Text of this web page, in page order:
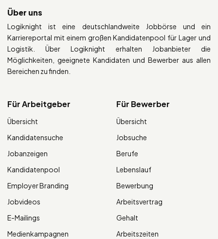
Über uns
Logiknight ist eine deutschlandweite Jobbörse und ein
Karriereportal mit einem großen Kandidatenpool für Lager und
Logistik. Über Logiknight erhalten Jobanbieter die
Möglichkeiten, geeignete Kandidaten und Bewerber aus allen
Bereichen zu finden.
Für Arbeitgeber
Übersicht
Kandidatensuche
Jobanzeigen
Kandidatenpool
Employer Branding
Jobvideos
E-Mailings
Medienkampagnen
Für Bewerber
Übersicht
Jobsuche
Berufe
Lebenslauf
Bewerbung
Arbeitsvertrag
Gehalt
Arbeitszeiten